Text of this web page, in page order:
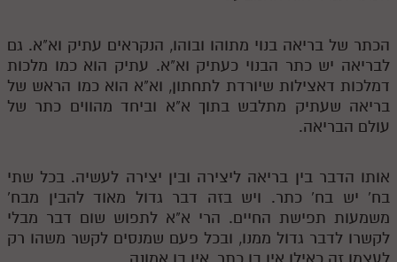
הכתר של בריאה בנוי מתוהו ובוהו, הנקראים עתיק וא"א. גם
לבריאה יש כתר הבנוי כעתיק וא"א. עתיק הוא כמו מלכות
דמלכות דאצילות שיורדת לתחתון, וא"א הוא כמו הראש של
בריאה שעתיק מתלבש בתוך א"א וביחד מהווים כתר של
עולם הבריאה.
אותו הדבר בין בריאה ליצירה ובין יצירה לעשיה. בכל שתי
בח' יש בח' כתר. ויש בזה דבר גדול מאוד להבין מבח'
משמעות תפישת החיים. הרי א"א לתפוש שום דבר מבלי
לקשרו לדבר גדול ממנו, ובכל פעם שמנסים לקשר משהו רק